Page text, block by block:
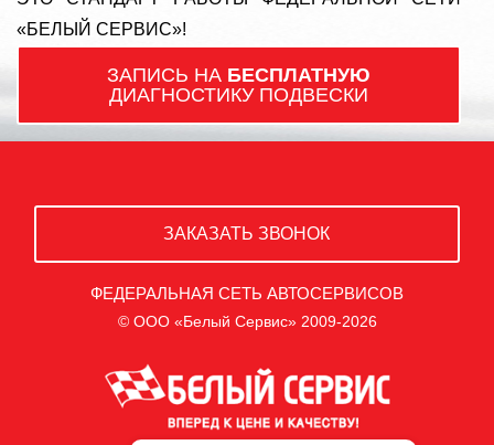
«БЕЛЫЙ СЕРВИС»!
ЗАПИСЬ НА БЕСПЛАТНУЮ
ДИАГНОСТИКУ ПОДВЕСКИ
ЗАКАЗАТЬ ЗВОНОК
ФЕДЕРАЛЬНАЯ СЕТЬ АВТОСЕРВИСОВ
© ООО «Белый Сервис» 2009-2026